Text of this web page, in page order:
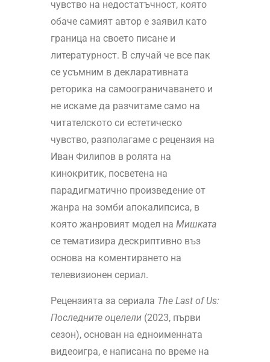
чувство на недостатъчност, която
обаче самият автор е заявил като
граница на своето писане и
литературност. В случай че все пак
се усъмним в декларативната
реторика на самоограничаването и
не искаме да разчитаме само на
читателското си естетическо
чувство, разполагаме с рецензия на
Иван Филипов в ролята на
кинокритик, посветена на
парадигматично произведение от
жанра на зомби апокалипсиса, в
която жанровият модел на Мишката
се тематизира дескриптивно въз
основа на коментирането на
телевизионен сериал.
Рецензията за сериала The Last of Us:
Последните оцелели(2023, първи
сезон), основан на едноименната
видеоигра, е написана по време на